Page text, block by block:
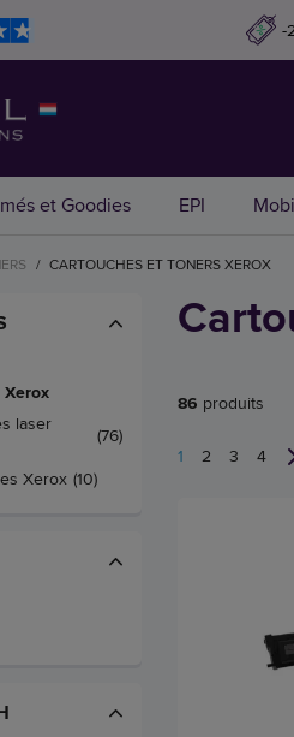
-
et Goodies EPI
/ CARTOUCHES ET TONERS XEROX
laser
(76)
Xerox (10)
86 produits
1 2 3 4